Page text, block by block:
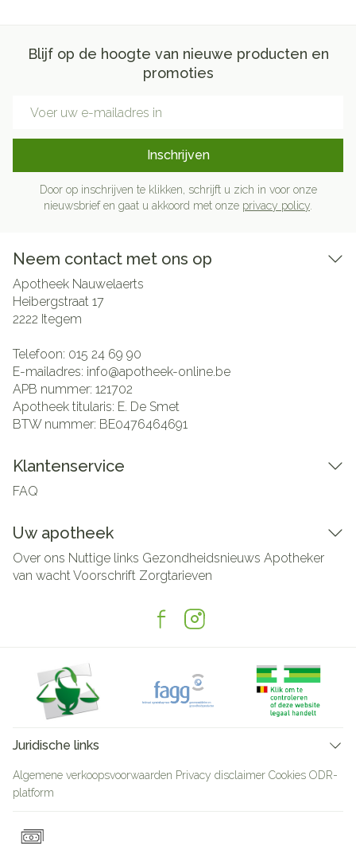
Blijf op de hoogte van nieuwe producten en
promoties
Inschrijven
Door op inschrijven te klikken, schrijft u zich in voor onze
nieuwsbrief en gaat u akkoord met onze privacy policy
Neem contact met ons op
Apotheek Nauwelaerts
Heibergstraat 17
2222 Itegem
Telefoon: 015 24 69 90
E-mailadres: info@apotheek-online.be
APB nummer: 121702
Apotheek titularis: E. De Smet
BTW nummer: BE0476464691
Klantenservice
FAQ
Uw apotheek
Over ons Nuttige links Gezondheidsnieuws Apotheker
van wachtVoorschrift Zorgtarieven
Juridische links
Algemene verkoopsvoorwaarden Privacy disclaimer Cookies ODR-
platform